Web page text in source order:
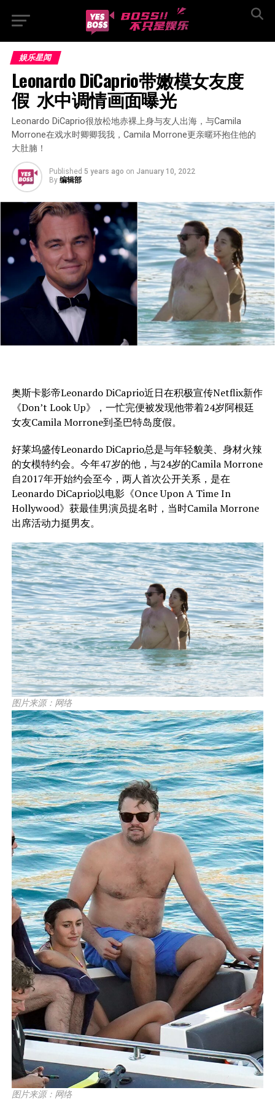
娱乐星闻
Leonardo DiCaprio带嫩模女友度
假  水中调情画面曝光
Leonardo DiCaprio很放松地赤裸上身与友人出海，与Camila
Morrone在戏水时卿卿我我，Camila Morrone更亲暱环抱住他的
大肚腩！
Published 5 years ago on January 10, 2022
By 编辑部
奥斯卡影帝Leonardo DiCaprio近日在积极宣传Netflix新作
《Don’t Look Up》，一忙完便被发现他带着24岁阿根廷
女友Camila Morrone到圣巴特岛度假。
好莱坞盛传Leonardo DiCaprio总是与年轻貌美、身材火辣
的女模特约会。今年47岁的他，与24岁的Camila Morrone
自2017年开始约会至今，两人首次公开关系，是在
Leonardo DiCaprio以电影《Once Upon A Time In
Hollywood》获最佳男演员提名时，当时Camila Morrone
出席活动力挺男友。
图片来源：网络
图片来源：网络